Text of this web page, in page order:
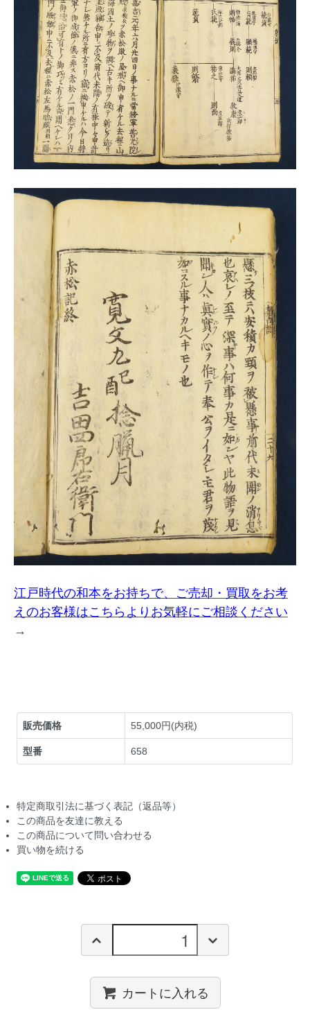
江戸時代の和本をお持ちで、ご売却・買取をお考
えのお客様はこちらよりお気軽にご相談ください
→
販売価格 55,000円(内税)
型番 658
特定商取引法に基づく表記（返品等）
この商品を友達に教える
この商品について問い合わせる
買い物を続ける
カートに入れる